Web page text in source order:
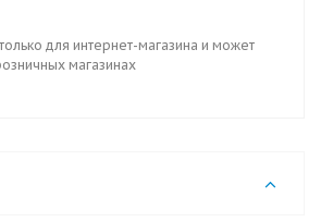
для интернет-магазина и может
магазинах